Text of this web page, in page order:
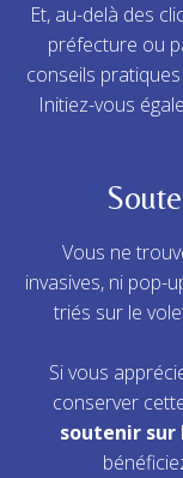
Et, au-delà des
préfecture ou
conseils
Initiez-vous
Vous ne
invasives, ni pop-
triés sur le
Si vous
conserver
soutenir sur